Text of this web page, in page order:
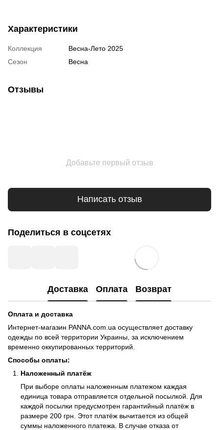
Характеристики
Коллекция
Весна-Лето 2025
Сезон
Весна
Отзывы
Добавьте первый отзыв
Написать отзыв
Поделиться в соцсетях
Доставка Оплата Возврат
Оплата и доставка
Интернет-магазин PANNA.com.ua осуществляет доставку
одежды по всей территории Украины, за исключением
временно оккупированных территорий.
Способы оплаты:
Наложенный платёж
При выборе оплаты наложенным платежом каждая
единица товара отправляется отдельной посылкой. Для
каждой посылки предусмотрен гарантийный платёж в
размере 200 грн. Этот платёж вычитается из общей
суммы наложенного платежа. В случае отказа от